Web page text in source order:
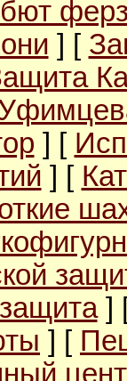
] [
] [
] [
]
] [